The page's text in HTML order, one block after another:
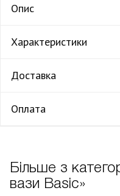
Опис
Характеристики
Доставка
Оплата
Більше з
вази Basic»